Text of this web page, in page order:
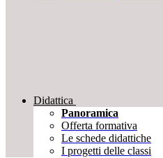
Didattica
Panoramica
Offerta formativa
Le schede didattiche
I progetti delle classi